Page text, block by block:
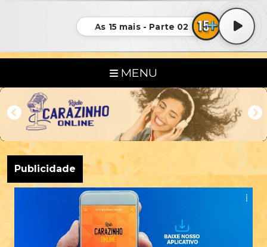
As 15 mais - Parte 02
MENU
Publicidade